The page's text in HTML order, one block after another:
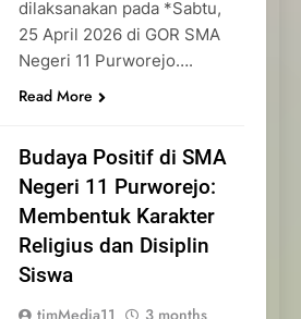
dilaksanakan pada *Sabtu,
25 April 2026 di GOR SMA
Negeri 11 Purworejo….
Read More
Budaya Positif di SMA
Negeri 11 Purworejo:
Membentuk Karakter
Religius dan Disiplin
Siswa
timMedia11
3 months